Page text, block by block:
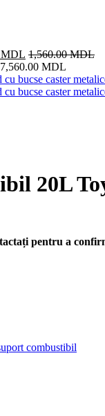
MDL 1,560.00MDL
MDL
bucse caster
bucse caster
20L
pentru a
combustibil